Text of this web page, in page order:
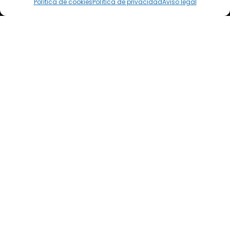
Política de cookiesPolítica de privacidadAviso legal